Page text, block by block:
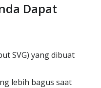
Dapat
SVG) yang dibuat
lebih bagus saat